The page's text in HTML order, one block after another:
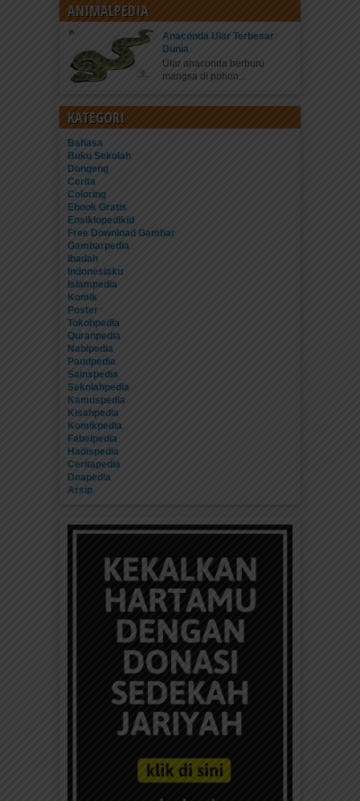
ANIMALPEDIA
Anaconda Ular Terbesar
Dunia
Ular anaconda berburu
mangsa di pohon...
KATEGORI
Bahasa
Buku Sekolah
Dongeng
Cerita
Coloring
Ebook Gratis
Ensiklopedikid
Free Download Gambar
Gambarpedia
Ibadah
Indonesiaku
Islampedia
Komik
Poster
Tokohpedia
Quranpedia
Nabipedia
Paudpedia
Sainspedia
Sekolahpedia
Kamuspedia
Kisahpedia
Komikpedia
Fabelpedia
Hadispedia
Ceritapedia
Doapedia
Arsip